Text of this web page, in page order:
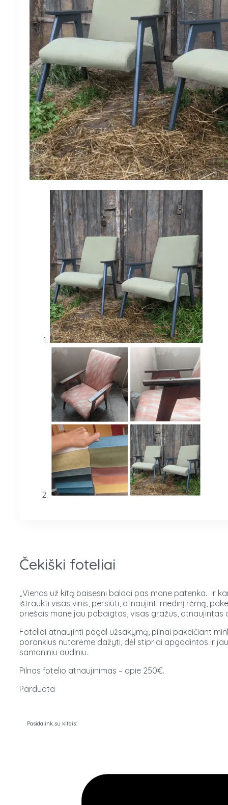
Čekiški foteliai
„Vienas už kitą baisesni baldai pas mane patenka. Ir
ištraukti visas vinis, persiūti, atnaujinti medinį rėmą,
priešais mane jau pabaigtas, visas gražus,
Foteliai atnaujinti pagal užsakymą, pilnai pakeičiant
porankius nutarėme dažyti, dėl stipriai apgadintos ir
samaniniu audiniu.
Pilnas fotelio atnaujinimas – apie 250€.
Parduota
Pasidalink su kitais: